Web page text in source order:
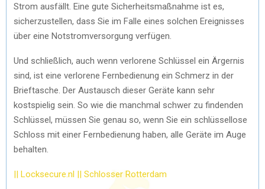
Strom ausfällt. Eine gute Sicherheitsmaßnahme ist es,
sicherzustellen, dass Sie im Falle eines solchen Ereignisses
über eine Notstromversorgung verfügen.
Und schließlich, auch wenn verlorene Schlüssel ein Ärgernis
sind, ist eine verlorene Fernbedienung ein Schmerz in der
Brieftasche. Der Austausch dieser Geräte kann sehr
kostspielig sein. So wie die manchmal schwer zu findenden
Schlüssel, müssen Sie genau so, wenn Sie ein schlüssellose
Schloss mit einer Fernbedienung haben, alle Geräte im Auge
behalten.
|| Locksecure.nl || Schlosser Rotterdam